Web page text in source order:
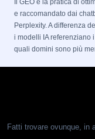
Il GEO è la pratica di
e raccomandato dai
Perplexity. A differenza
i modelli IA referenziano
quali domini sono più
Fatti trovare ovunque, in